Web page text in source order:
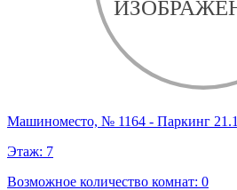
Машиноместо, № 1164 - Паркинг 21.1
Этаж: 7
Возможное количество комнат: 0